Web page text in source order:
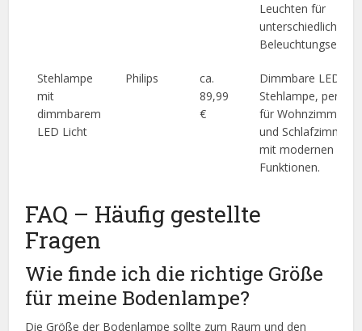
Leuchten für
unterschiedliche
Stehlampe
mit
dimmbarem
LED Licht
Philips
ca.
89,99
€
Dimmbare LED
Stehlampe, perfekt
für Wohnzimmer
und Schlafzimmer,
mit modernen
Funktionen.
FAQ – Häufig gestellte
Fragen
Wie finde ich die richtige Größe
für meine Bodenlampe?
Die Größe der Bodenlampe sollte zum Raum und den